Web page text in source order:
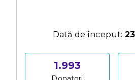
Dată de început:
1.993